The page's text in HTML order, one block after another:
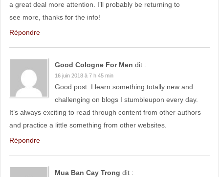
a great deal more attention. I’ll probably be returning to
see more, thanks for the info!
Répondre
Good Cologne For Men dit :
16 juin 2018 à 7 h 45 min
Good post. I learn something totally new and
challenging on blogs I stumbleupon every day.
It’s always exciting to read through content from other authors
and practice a little something from other websites.
Répondre
Mua Ban Cay Trong dit :